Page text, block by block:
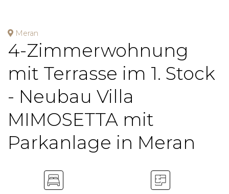
Meran
4-Zimmerwohnung
mit Terrasse im 1. Stock
- Neubau Villa
MIMOSETTA mit
Parkanlage in Meran